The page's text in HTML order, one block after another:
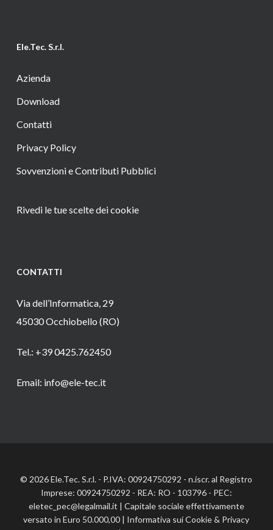
Ele.Tec. S.r.l.
Azienda
Download
Contatti
Privacy Policy
Sovvenzioni e Contributi Pubblici
Rivedi le tue scelte dei cookie
CONTATTI
Via dell’Informatica, 29
45030 Occhiobello (RO)
Tel.: +39 0425.762450
Email: info@ele-tec.it
© 2026 Ele.Tec. S.r.l. - P.IVA: 00924750292 - n.iscr. al Registro
Imprese: 00924750292 - REA: RO - 103796 - PEC:
eletec_pec@legalmail.it | Capitale sociale effettivamente
versato in Euro 50.000,00 | Informativa sui Cookie& Privacy